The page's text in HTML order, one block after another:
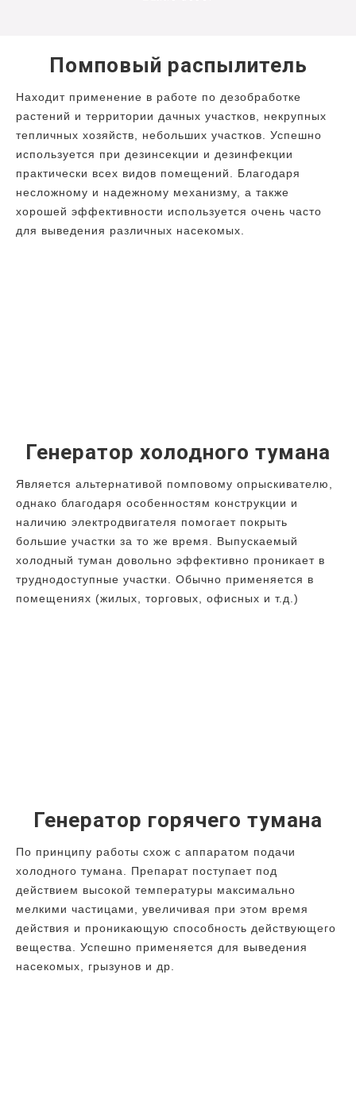
Помповый распылитель
Находит применение в работе по дезобработке
растений и территории дачных участков, некрупных
тепличных хозяйств, небольших участков. Успешно
используется при дезинсекции и дезинфекции
практически всех видов помещений. Благодаря
несложному и надежному механизму, а также
хорошей эффективности используется очень часто
для выведения различных насекомых.
Генератор холодного тумана
Является альтернативой помповому опрыскивателю,
однако благодаря особенностям конструкции и
наличию электродвигателя помогает покрыть
большие участки за то же время. Выпускаемый
холодный туман довольно эффективно проникает в
труднодоступные участки. Обычно применяется в
помещениях (жилых, торговых, офисных и т.д.)
Генератор горячего тумана
По принципу работы схож с аппаратом подачи
холодного тумана. Препарат поступает под
действием высокой температуры максимально
мелкими частицами, увеличивая при этом время
действия и проникающую способность действующего
вещества. Успешно применяется для выведения
насекомых, грызунов и др.